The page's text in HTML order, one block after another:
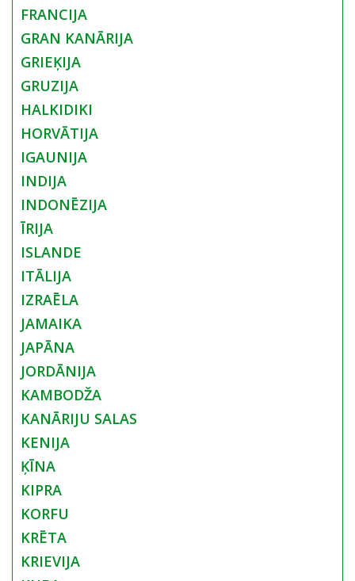
FRANCIJA
GRAN KANĀRIJA
GRIEĶIJA
GRUZIJA
HALKIDIKI
HORVĀTIJA
IGAUNIJA
INDIJA
INDONĒZIJA
ĪRIJA
ISLANDE
ITĀLIJA
IZRAĒLA
JAMAIKA
JAPĀNA
JORDĀNIJA
KAMBODŽA
KANĀRIJU SALAS
KENIJA
ĶĪNA
KIPRA
KORFU
KRĒTA
KRIEVIJA